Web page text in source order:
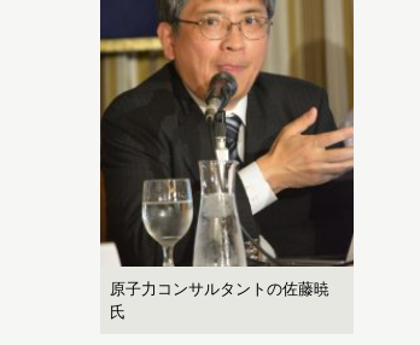
原子力コンサルタントの佐藤暁
氏